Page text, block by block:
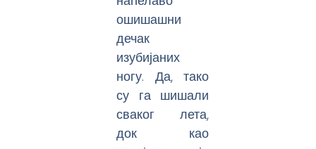
ошишашни
дечак
изубијаних
ногу. Да, тако
су га шишали
сваког лета,
док као